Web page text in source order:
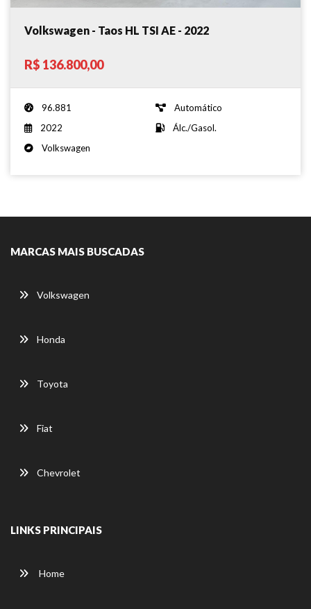
Volkswagen - Taos HL TSI AE - 2022
R$ 136.800,00
96.881
Automático
2022
Álc./Gasol.
Volkswagen
MARCAS MAIS BUSCADAS
Volkswagen
Honda
Toyota
Fiat
Chevrolet
LINKS PRINCIPAIS
Home